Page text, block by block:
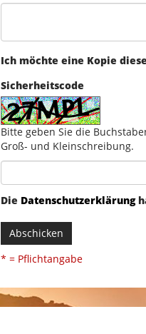
Ich möchte eine Kopie
Sicherheitscode
Bitte geben Sie die
Groß- und Kleinschreibung.
Die Datenschutzerklärung
Abschicken
* = Pflichtangabe